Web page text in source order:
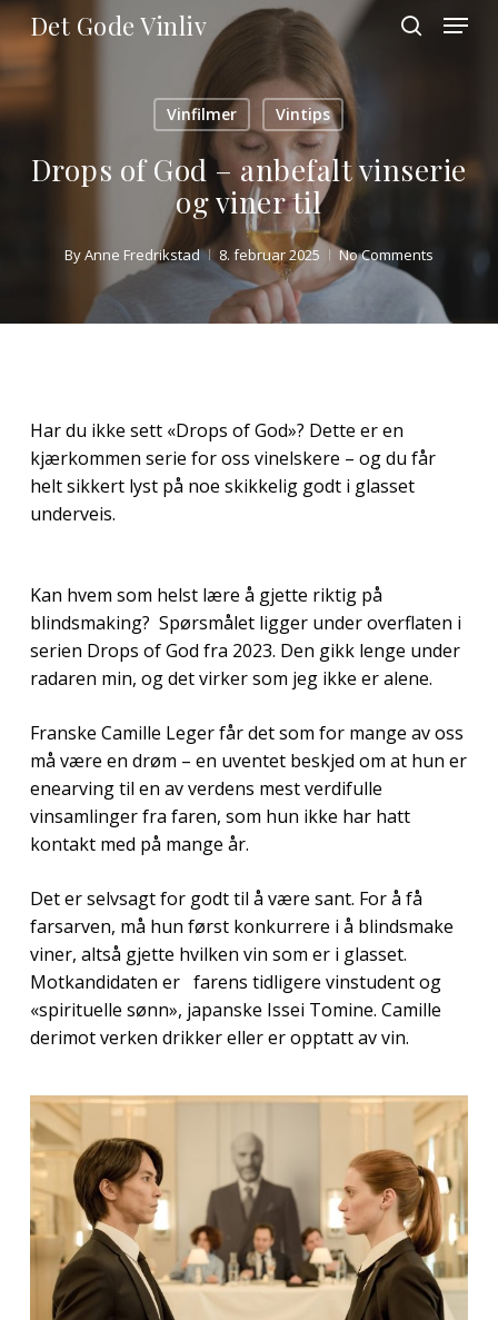
Skip
to
main
Det Gode Vinliv Menu
Vinfilmer Vintips
Drops of God – anbefalt vinserie
og viner til
ByAnne Fredrikstad 8. februar 2025 No Comments
Har du ikke sett «Drops of God»? Dette er en
kjærkommen serie for oss vinelskere – og du får
helt sikkert lyst på noe skikkelig godt i glasset
underveis.
Kan hvem som helst lære å gjette riktig på
blindsmaking? Spørsmålet ligger under overflaten i
serien Drops of God fra 2023. Den gikk lenge under
radaren min, og det virker som jeg ikke er alene.
Franske Camille Leger får det som for mange av oss
må være en drøm – en uventet beskjed om at hun er
enearving til en av verdens mest verdifulle
vinsamlinger fra faren, som hun ikke har hatt
kontakt med på mange år.
Det er selvsagt for godt til å være sant. For å få
farsarven, må hun først konkurrere i å blindsmake
viner, altså gjette hvilken vin som er i glasset.
Motkandidaten er farens tidligere vinstudent og
«spirituelle sønn», japanske Issei Tomine. Camille
derimot verken drikker eller er opptatt av vin.